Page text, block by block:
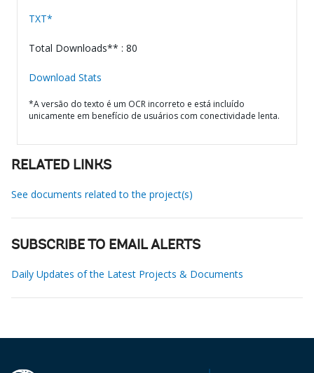
TXT*
Total Downloads** : 80
Download Stats
*A versão do texto é um OCR incorreto e está incluído
unicamente em benefício de usuários com conectividade lenta.
RELATED LINKS
See documents related to the project(s)
SUBSCRIBE TO EMAIL ALERTS
Daily Updates of the Latest Projects & Documents